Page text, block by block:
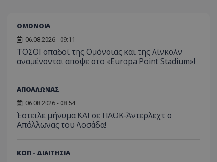
ΟΜΟΝΟΙΑ
06.08.2026 - 09:11
ΤΟΣΟΙ οπαδοί της Ομόνοιας και της Λίνκολν
αναμένονται απόψε στο «Europa Point Stadium»!
ΑΠΟΛΛΩΝΑΣ
06.08.2026 - 08:54
Έστειλε μήνυμα ΚΑΙ σε ΠΑΟΚ-Άντερλεχτ ο
Απόλλωνας του Λοσάδα!
ΚΟΠ - ΔΙΑΙΤΗΣΙΑ